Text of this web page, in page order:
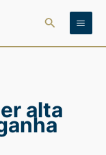
Pesquisar
alta